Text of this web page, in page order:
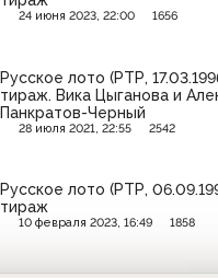
24 июня 2023, 22:00 1656
Русское лото (РТР,
тираж. Вика Цыганова и
Панкратов-Черный
28 июля 2021, 22:55 2542
Русское лото (РТР,
тираж
10 февраля 2023, 16:49 1858